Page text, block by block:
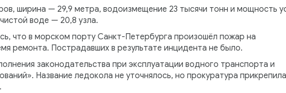
ширина — 29,9 метра, водоизмещение 23 тысячи тонн и мощность
воде — 20,8 узла.
что в морском порту Санкт-Петербурга произошёл пожар на
ремонта. Пострадавших в результате инцидента не было.
законодательства при эксплуатации водного транспорта и
Название ледокола не уточнялось, но прокуратура